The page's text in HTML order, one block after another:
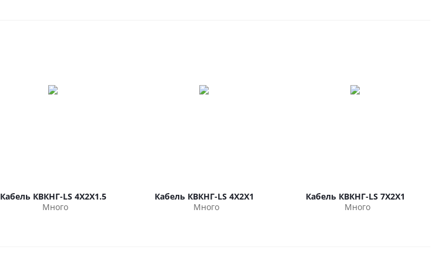
Кабель КВКНГ-LS 4Х2Х1.5
Много
Кабель КВКНГ-LS 4Х2Х1
Много
Кабель КВКНГ-LS 7Х2Х1
Много